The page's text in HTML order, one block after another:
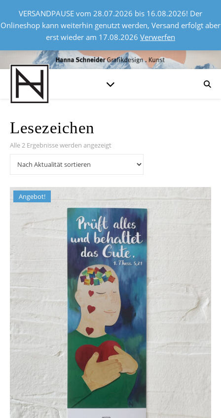
VERSANDPAUSE vom 28.07.2026 bis 16.08.2026! Der
Onlineshop kann weiterhin genutzt werden, Versand erfolgt aber
erst wieder am 17.08.2026 Verwerfen
Lesezeichen
Alle 2 Ergebnisse werden angezeigt
Angebot!